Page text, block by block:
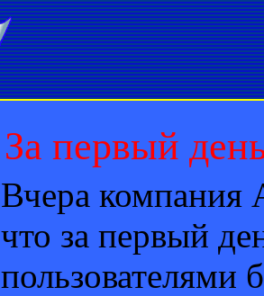
За первый
Вчера компания
что за первый
пользователями